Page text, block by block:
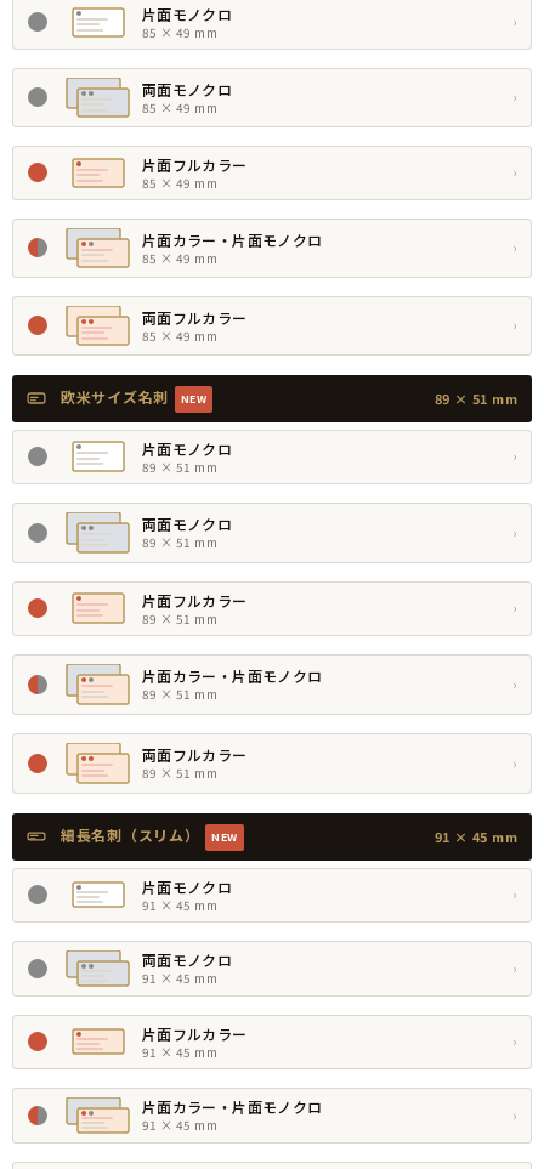
片面モノクロ
85 × 49 mm
›
両面モノクロ
85 × 49 mm
›
片面フルカラー
85 × 49 mm
›
片面カラー・片面モノクロ
85 × 49 mm
›
両面フルカラー
85 × 49 mm
›
欧米サイズ名刺 NEW 89 × 51 mm
片面モノクロ
89 × 51 mm
›
両面モノクロ
89 × 51 mm
›
片面フルカラー
89 × 51 mm
›
片面カラー・片面モノクロ
89 × 51 mm
›
両面フルカラー
89 × 51 mm
›
細長名刺（スリム） NEW 91 × 45 mm
片面モノクロ
91 × 45 mm
›
両面モノクロ
91 × 45 mm
›
片面フルカラー
91 × 45 mm
›
片面カラー・片面モノクロ
91 × 45 mm
›